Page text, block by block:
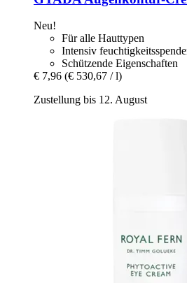
Neu!
Für alle Hauttypen
Intensiv
Schützende Eigenschaften
€ 7,96 (€ 530,67 / l)
Zustellung bis 12. August